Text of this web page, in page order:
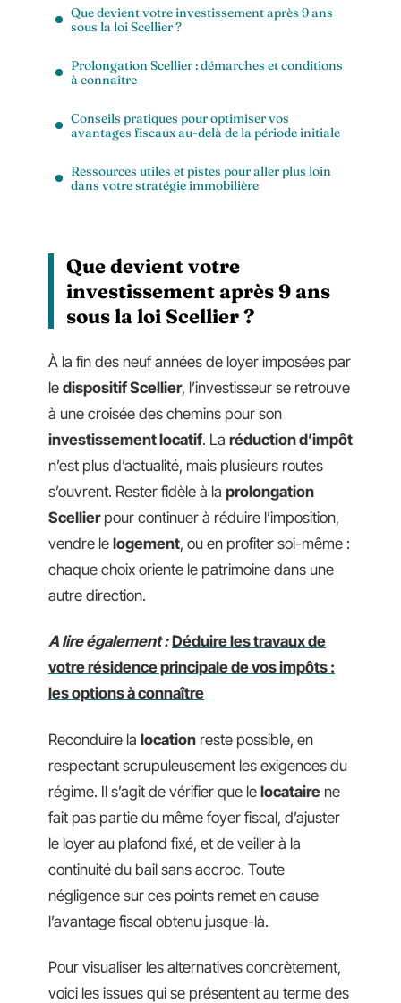
Que devient votre investissement après 9 ans
sous la loi Scellier ?
Prolongation Scellier : démarches et conditions
à connaître
Conseils pratiques pour optimiser vos
avantages fiscaux au-delà de la période initiale
Ressources utiles et pistes pour aller plus loin
dans votre stratégie immobilière
Que devient votre
investissement après 9 ans
sous la loi Scellier ?
À la fin des neuf années de loyer imposées par
le dispositif Scellier, l’investisseur se retrouve
à une croisée des chemins pour son
investissement locatif. La réduction d’impôt
n’est plus d’actualité, mais plusieurs routes
s’ouvrent. Rester fidèle à la prolongation
Scellierpour continuer à réduire l’imposition,
vendre le logement, ou en profiter soi-même :
chaque choix oriente le patrimoine dans une
autre direction.
A lire également : Déduire les travaux de
votre résidence principale de vos impôts :
les options à connaître
Reconduire la location reste possible, en
respectant scrupuleusement les exigences du
régime. Il s’agit de vérifier que le locataire ne
fait pas partie du même foyer fiscal, d’ajuster
le loyer au plafond fixé, et de veiller à la
continuité du bail sans accroc. Toute
négligence sur ces points remet en cause
l’avantage fiscal obtenu jusque-là.
Pour visualiser les alternatives concrètement,
voici les issues qui se présentent au terme des